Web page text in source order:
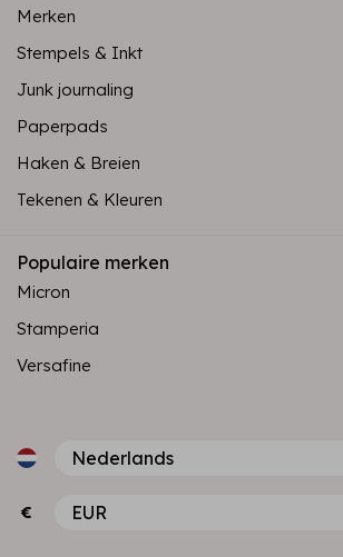
Merken
Stempels & Inkt
Junk journaling
Paperpads
Haken & Breien
Tekenen & Kleuren
Populaire merken
Micron
Stamperia
Versafine
€